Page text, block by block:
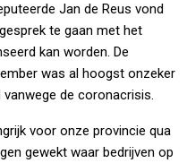
Jan de Reus vond
te gaan met het
kan worden. De
was al hoogst onzeker
de coronacrisis.
voor onze provincie qua
gewekt waar bedrijven op